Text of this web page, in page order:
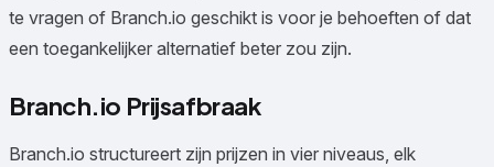
te vragen of Branch.io geschikt is voor je behoeften of dat
een toegankelijker alternatief beter zou zijn.
Branch.io Prijsafbraak
Branch.io structureert zijn prijzen in vier niveaus, elk